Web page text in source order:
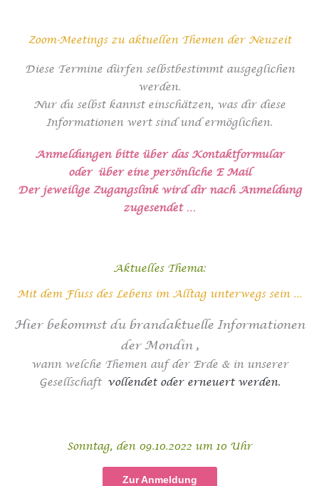
Zoom-Meetings zu aktuellen Themen der Neuzeit
Diese Termine dürfen selbstbestimmt ausgeglichen
werden.
Nur du selbst kannst einschätzen, was dir diese
Informationen wert sind und ermöglichen.
Anmeldungen bitte über das Kontaktformular
oder über eine persönliche E Mail
Der jeweilige Zugangslink wird dir nach Anmeldung
zugesendet …
Aktuelles Thema:
Mit dem Fluss des Lebens im Alltag unterwegs sein ...
Hier bekommst du brandaktuelle Informationen
der Mondin ,
wann welche Themen auf der Erde & in unserer
Gesellschaft vollendet oder erneuert werden.
Sonntag, den 09.10.2022 um 10 Uhr
Zur Anmeldung